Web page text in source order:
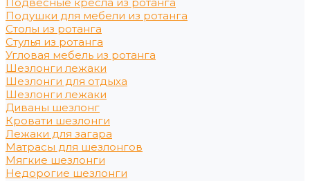
Подушки для мебели из ротанга
Столы из ротанга
Стулья из ротанга
Угловая мебель из ротанга
Шезлонги лежаки
Шезлонги для отдыха
Шезлонги лежаки
Диваны шезлонг
Кровати шезлонги
Лежаки для загара
Матрасы для шезлонгов
Мягкие шезлонги
Недорогие шезлонги